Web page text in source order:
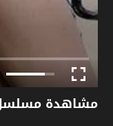
مشاهدة مسلسل عفت